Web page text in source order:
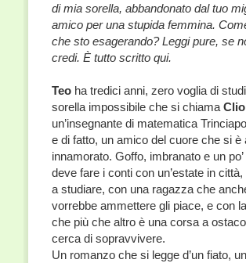
di mia sorella, abbandonato dal tuo
amico per una stupida femmina.
che sto esagerando? Leggi pure, se
credi. È tutto scritto qui.
Teoha tredici anni, zero voglia di
sorella impossibile che si chiama Clio
un’insegnante di matematica
e di fatto, un amico del cuore che si è
innamorato. Goffo, imbranato e un
deve fare i conti con un’estate in città,
a studiare, con una ragazza che
vorrebbe ammettere gli piace, e con
che più che altro è una corsa a
cerca di sopravvivere.
Un romanzo che si legge d’un fiato,